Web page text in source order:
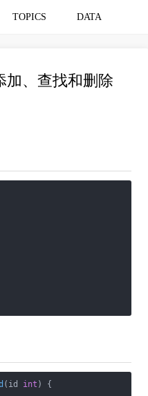
TOPICS DATA
加、查找和删除
(id int )
{